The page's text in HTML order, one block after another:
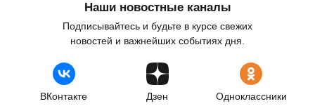
Наши новостные каналы
Подписывайтесь и будьте в курсе свежих
новостей и важнейших событиях дня.
ВКонтакте Дзен Одноклассники